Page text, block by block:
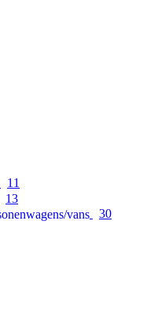
11
13
vans
30